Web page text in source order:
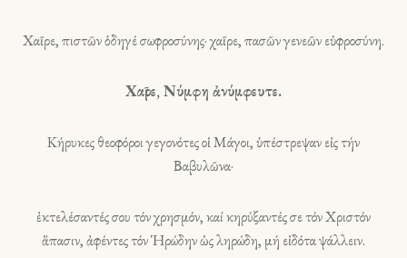
Χαῖρε, πιστῶν ὁδηγέ σωφροσύνης· χαῖρε, πασῶν γενεῶν εὐφροσύνη.
Χαῖρε, Νύμφη ἀνύμφευτε.
Κήρυκες θεοφόροι γεγονότες οἱ Μάγοι, ὑπέστρεψαν εἰς τήν
Βαβυλῶνα·
ἐκτελέσαντές σου τόν χρησμόν, καί κηρύξαντές σε τόν Χριστόν
ἅπασιν, ἀφέντες τόν Ἡρώδην ὡς ληρώδη, μή εἰδότα ψάλλειν.